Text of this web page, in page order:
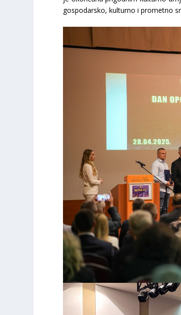
gospodarsko, kulturno i prometno